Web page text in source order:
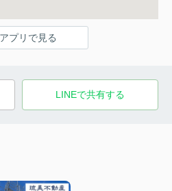
プリで見る
LINEで共有する